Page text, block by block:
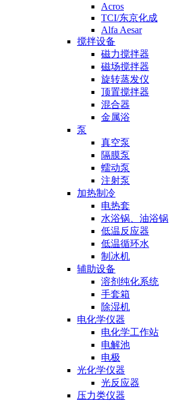
Acros
TCI/东京化成
Alfa Aesar
搅拌设备
磁力搅拌器
磁场搅拌器
旋转蒸发仪
顶置搅拌器
混合器
金属浴
泵
真空泵
隔膜泵
蠕动泵
注射泵
加热制冷
电热套
水浴锅、油浴锅
低温反应器
低温循环水
制冰机
辅助设备
溶剂纯化系统
手套箱
除湿机
电化学仪器
电化学工作站
电解池
电极
光化学仪器
光反应器
压力类仪器